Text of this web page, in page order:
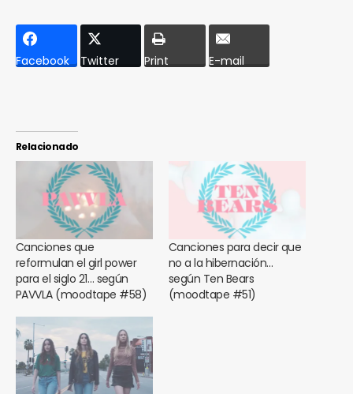
Facebook Twitter Print E-mail
Relacionado
Canciones que
reformulan el girl power
para el siglo 21… según
PAVVLA (moodtape #58)
Canciones para decir que
no a la hibernación…
según Ten Bears
(moodtape #51)